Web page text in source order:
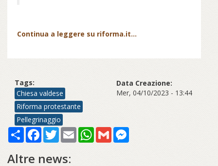
Continua a leggere su riforma.it...
Tags:
Chiesa valdese
Riforma protestante
Pellegrinaggio
Data Creazione:
Mer, 04/10/2023 - 13:44
Share Facebook
TwitterEmail WhatsApp
Gmail
Altre news: